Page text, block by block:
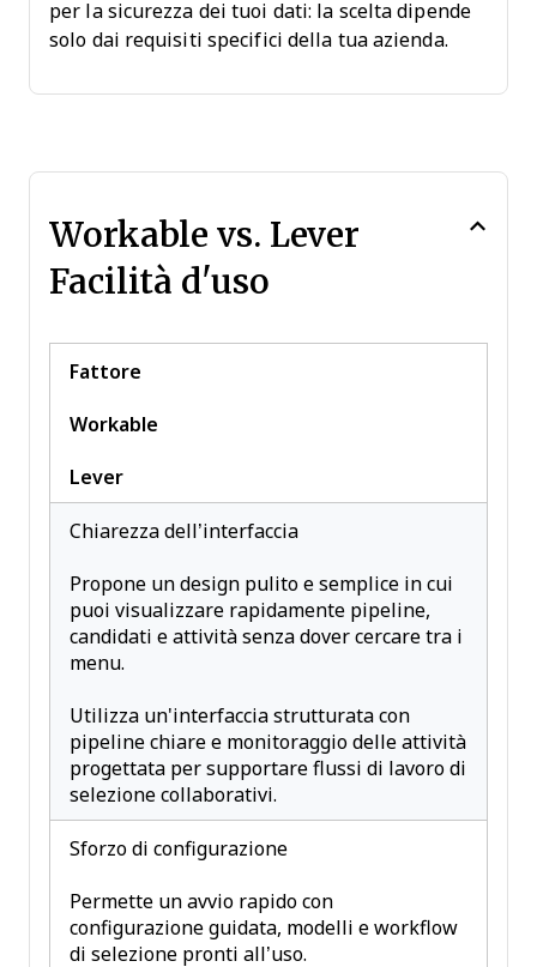
per la sicurezza dei tuoi dati: la scelta dipende
solo dai requisiti specifici della tua azienda.
Workable vs. Lever
Facilità d'uso
Fattore
Workable
Lever
Chiarezza dell’interfaccia
Propone un design pulito e semplice in cui
puoi visualizzare rapidamente pipeline,
candidati e attività senza dover cercare tra i
menu.
Utilizza un'interfaccia strutturata con
pipeline chiare e monitoraggio delle attività
progettata per supportare flussi di lavoro di
selezione collaborativi.
Sforzo di configurazione
Permette un avvio rapido con
configurazione guidata, modelli e workflow
di selezione pronti all’uso.